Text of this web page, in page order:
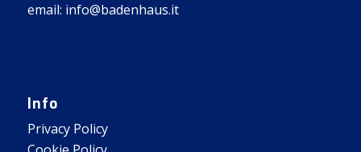
email: info@badenhaus.it
Info
Privacy Policy